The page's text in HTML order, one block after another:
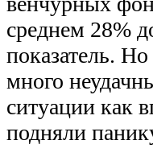
среднем 28%
показатель.
много
ситуации как
подняли